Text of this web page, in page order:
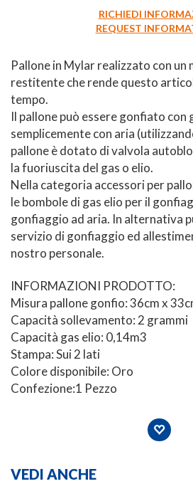
RICHIEDI
REQUEST
Pallone in Mylar realizzato con
restitente che rende questo
tempo.
Il pallone può essere gonfiato con
semplicemente con aria
pallone è dotato di valvola
la fuoriuscita del gas o elio.
Nella categoria accessori per
le bombole di gas elio per il
gonfiaggio ad aria. In alternativa
servizio di gonfiaggio ed
nostro personale.
INFORMAZIONI PRODOTTO:
Misura pallone gonfio: 36cm x
Capacità sollevamento: 2 grammi
Capacità gas elio: 0,14m3
Stampa: Sui 2 lati
Colore disponibile: Oro
Confezione:1 Pezzo
VEDI ANCHE